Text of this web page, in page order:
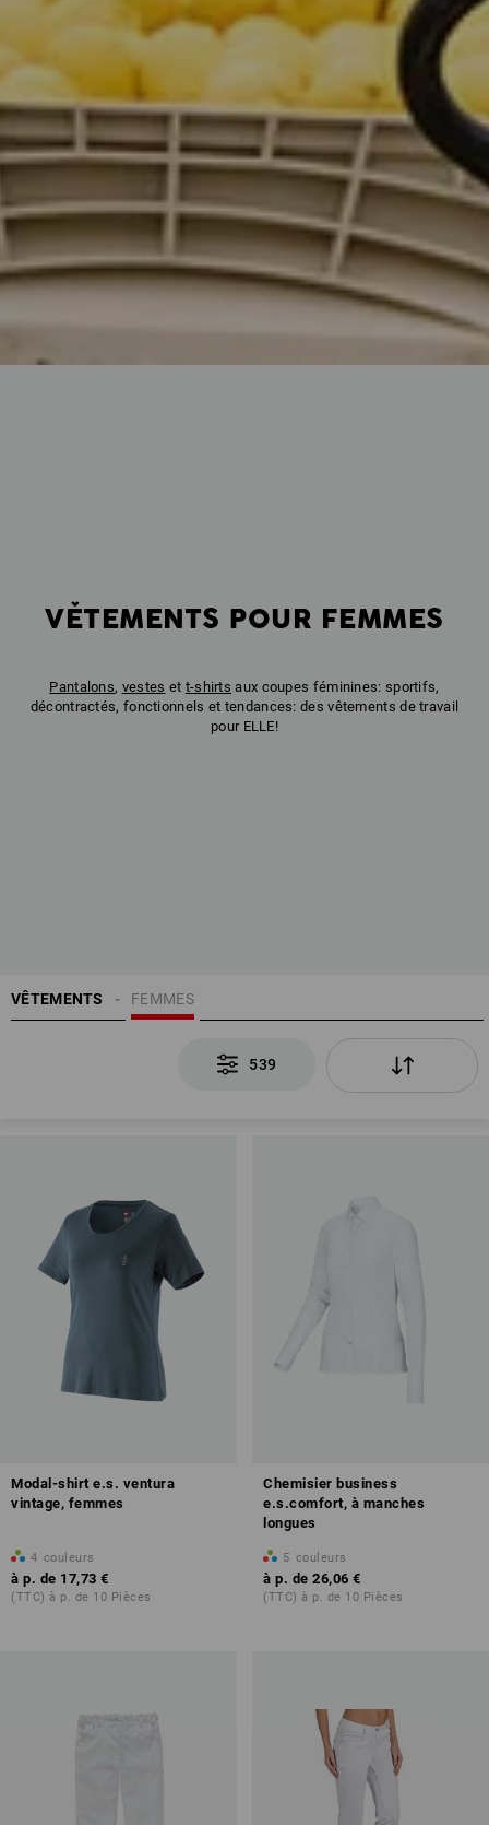
VĚTEMENTS POUR FEMMES
Pantalons, vestes et t-shirts aux coupes féminines: sportifs,
décontractés, fonctionnels et tendances: des vêtements de travail
pour ELLE!
VÊTEMENTS FEMMES
539
Modal-shirt e.s. ventura
vintage, femmes
4 couleurs
à p. de 17,73 €
(TTC) à p. de 10 Pièces
Chemisier business
e.s.comfort, à manches
longues
5 couleurs
à p. de 26,06 €
(TTC) à p. de 10 Pièces